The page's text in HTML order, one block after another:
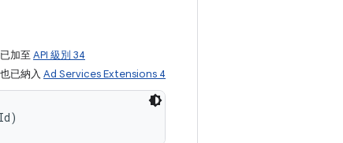
已加至 API 級別 34
也已納入 Ad Services Extensions 4